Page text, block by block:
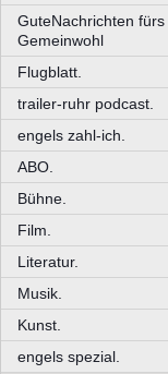
GuteNachrichten fürs
Gemeinwohl
Flugblatt.
trailer-ruhr podcast.
engels zahl-ich.
ABO.
Bühne.
Film.
Literatur.
Musik.
Kunst.
engels spezial.